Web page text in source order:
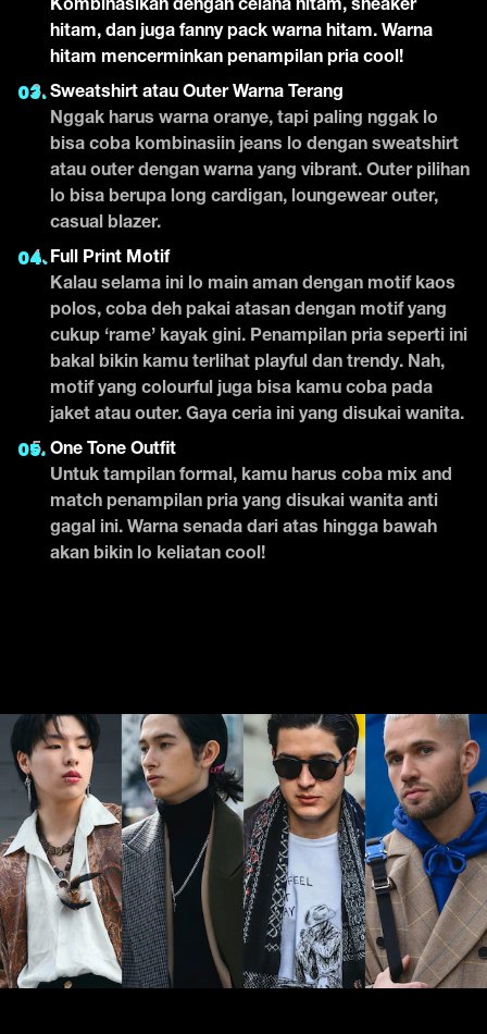
Kombinasikan dengan celana hitam, sneaker
hitam, dan juga fanny pack warna hitam. Warna
hitam mencerminkan penampilan pria cool!
Sweatshirt atau Outer Warna Terang
Nggak harus warna oranye, tapi paling nggak lo
bisa coba kombinasiin jeans lo dengan sweatshirt
atau outer dengan warna yang vibrant. Outer pilihan
lo bisa berupa long cardigan, loungewear outer,
casual blazer.
Full Print Motif
Kalau selama ini lo main aman dengan motif kaos
polos, coba deh pakai atasan dengan motif yang
cukup ‘rame’ kayak gini. Penampilan pria seperti ini
bakal bikin kamu terlihat playful dan trendy. Nah,
motif yang colourful juga bisa kamu coba pada
jaket atau outer. Gaya ceria ini yang disukai wanita.
One Tone Outfit
Untuk tampilan formal, kamu harus coba mix and
match penampilan pria yang disukai wanita anti
gagal ini. Warna senada dari atas hingga bawah
akan bikin lo keliatan cool!